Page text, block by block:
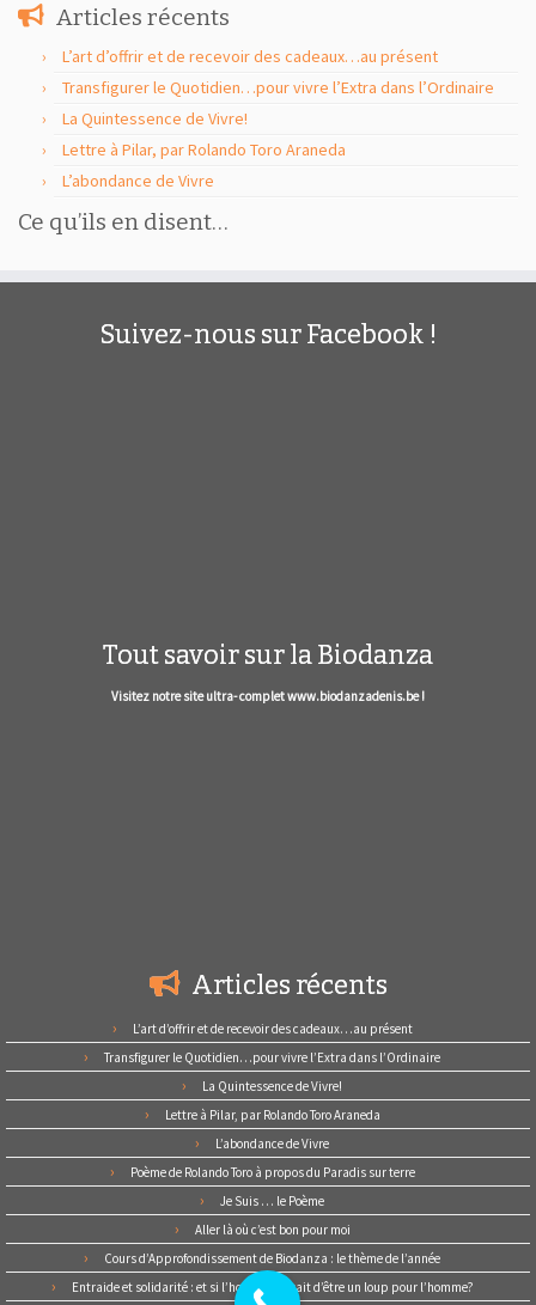
Articles récents
L’art d’offrir et de recevoir des cadeaux…au présent
Transfigurer le Quotidien…pour vivre l’Extra dans l’Ordinaire
La Quintessence de Vivre!
Lettre à Pilar, par Rolando Toro Araneda
L’abondance de Vivre
Ce qu’ils en disent…
Suivez-nous sur Facebook !
Tout savoir sur la Biodanza
Visitez notre site ultra- complet www.biodanzadenis.be !
Articles récents
L’art d’offrir et de recevoir des cadeaux…au présent
Transfigurer le Quotidien…pour vivre l’Extra dans l’Ordinaire
La Quintessence de Vivre!
Lettre à Pilar, par Rolando Toro Araneda
L’abondance de Vivre
Poème de Rolando Toro à propos du Paradis sur terre
Je Suis … le Poème
Aller là où c’est bon pour moi
Cours d’Approfondissement de Biodanza : le thème de l’année
Entraide et solidarité : et si l’homme cessait d’être un loup pour l’homme?